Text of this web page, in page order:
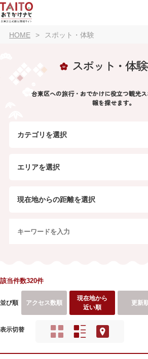
HOME スポット・体験
スポット・体
台東区への旅行・おでかけに役立つ観光
報を探せます。
カテゴリを選択
エリアを選択
現在地からの距離を選択
該当件数320件
並び順 アクセス数順
現在地から
近い順
更新
表示切替